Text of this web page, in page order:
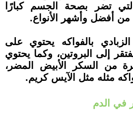
تضر بصحة الجسم كبارًا
أفضل وأشهر الأنواع.
بالفواكه يحتوي على
إلى البروتين، وكما يحتوي
من السكر الأبيض المضر،
مثله مثل الآيس كريم.
في الدم